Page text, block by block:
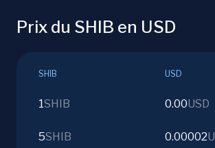
Prix du SHIB en USD
SHIB USD
1SHIB 0.00USD
5SHIB 0.00002